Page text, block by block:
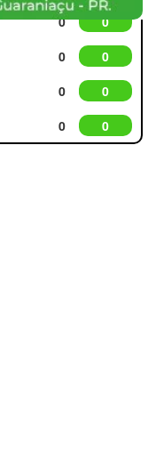
0 0
0 0
0 0
0 0